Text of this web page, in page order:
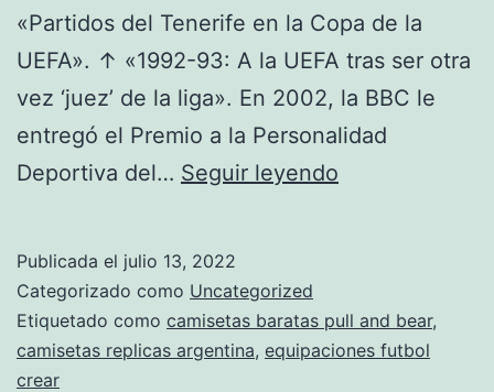
«Partidos del Tenerife en la Copa de la
UEFA». ↑ «1992-93: A la UEFA tras ser otra
vez ‘juez’ de la liga». En 2002, la BBC le
entregó el Premio a la Personalidad
Deportiva del… Seguir leyendo
Publicada el julio 13, 2022
Categorizado como Uncategorized
Etiquetado como camisetas baratas pull and bear,
camisetas replicas argentina, equipaciones futbol
crear